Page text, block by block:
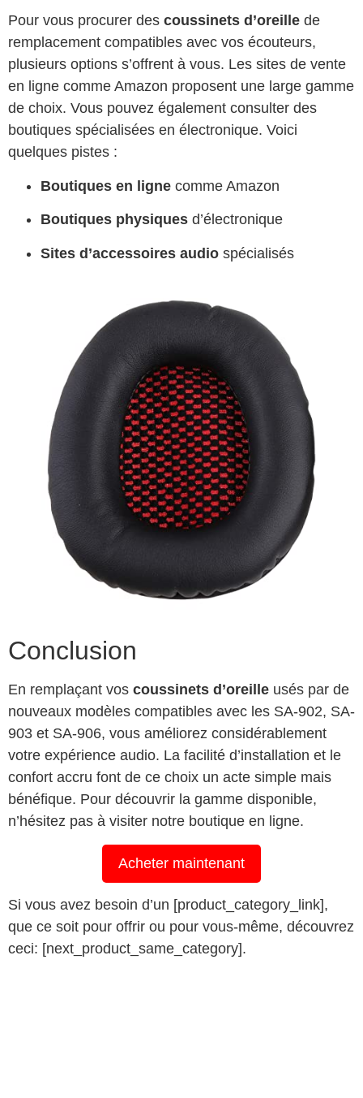
Pour vous procurer des coussinets d’oreille de
remplacement compatibles avec vos écouteurs,
plusieurs options s’offrent à vous. Les sites de vente
en ligne comme Amazon proposent une large gamme
de choix. Vous pouvez également consulter des
boutiques spécialisées en électronique. Voici
quelques pistes :
Boutiques en ligne comme Amazon
Boutiques physiques d’électronique
Sites d’accessoires audio spécialisés
Conclusion
En remplaçant vos coussinets d’oreille usés par de
nouveaux modèles compatibles avec les SA-902, SA-
903 et SA-906, vous améliorez considérablement
votre expérience audio. La facilité d’installation et le
confort accru font de ce choix un acte simple mais
bénéfique. Pour découvrir la gamme disponible,
n’hésitez pas à visiter notre boutique en ligne.
Acheter maintenant
Si vous avez besoin d’un [product_category_link],
que ce soit pour offrir ou pour vous-même, découvrez
ceci: [next_product_same_category].